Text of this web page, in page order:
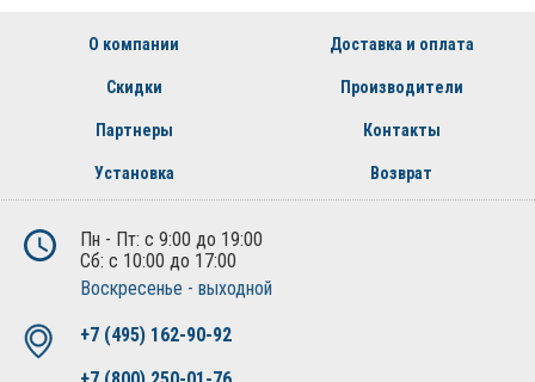
О компании Доставка и оплата
Скидки Производители
Партнеры Контакты
Установка Возврат
Пн - Пт: с 9:00 до 19:00
Сб: с 10:00 до 17:00
Воскресенье - выходной
+7 (495) 162-90-92